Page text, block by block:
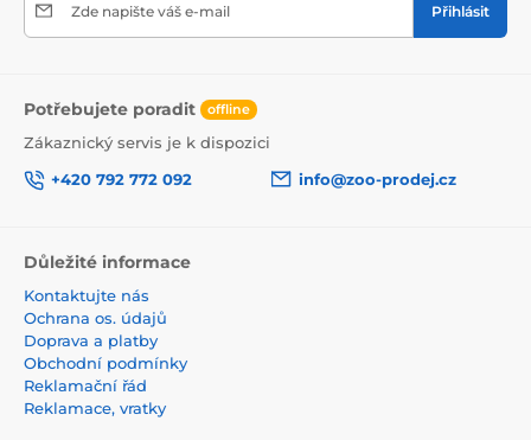
Zde napište váš e-mail Přihlásit
Potřebujete poradit offline
Zákaznický servis je k dispozici
+420 792 772 092
info@zoo-prodej.cz
Důležité informace
Kontaktujte nás
Ochrana os. údajů
Doprava a platby
Obchodní podmínky
Reklamační řád
Reklamace, vratky